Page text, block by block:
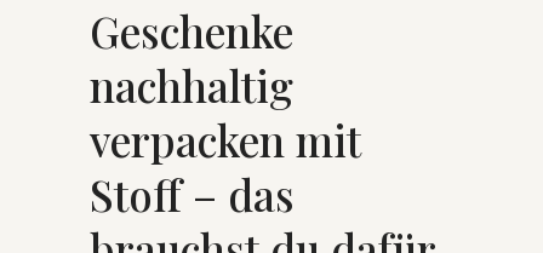
Geschenke
nachhaltig
verpacken mit
Stoff – das